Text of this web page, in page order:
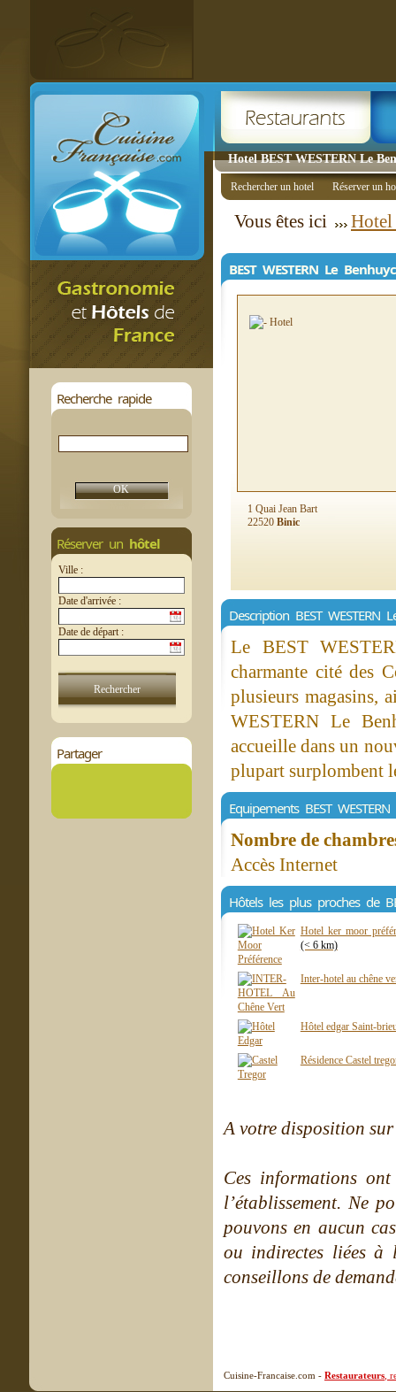
Hotel BEST WESTERN Le
Recherche rapide
Réserver un hôtel
Ville :
Date d'arrivée :
Date de départ :
Partager
Rechercher un hotel Réserver un
Vous êtes ici Hotel
BEST WESTERN Le Benhuyc
1 Quai Jean Bart
22520 Binic
Description BEST WESTERN
Le BEST
charmante cité des
plusieurs magasins,
WESTERN Le
accueille dans un
plupart surplombent
Equipements BEST
Nombre de
Accès Internet
Hôtels les plus proches de
Hotel ker moor
(< 6 km)
Inter-hotel au chêne
Hôtel edgar Saint-
Résidence Castel
A votre disposition
Ces informations
l’établissement. Ne
pouvons en aucun
ou indirectes liées à
conseillons de
Cuisine-Francaise.com - Restaurateurs ,